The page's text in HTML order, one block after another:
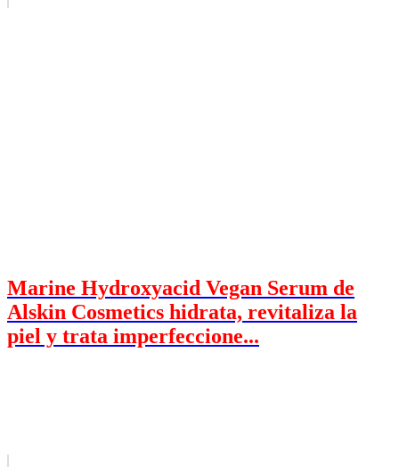
Marine Hydroxyacid Vegan Serum de
Alskin Cosmetics hidrata, revitaliza la
piel y trata imperfeccione...